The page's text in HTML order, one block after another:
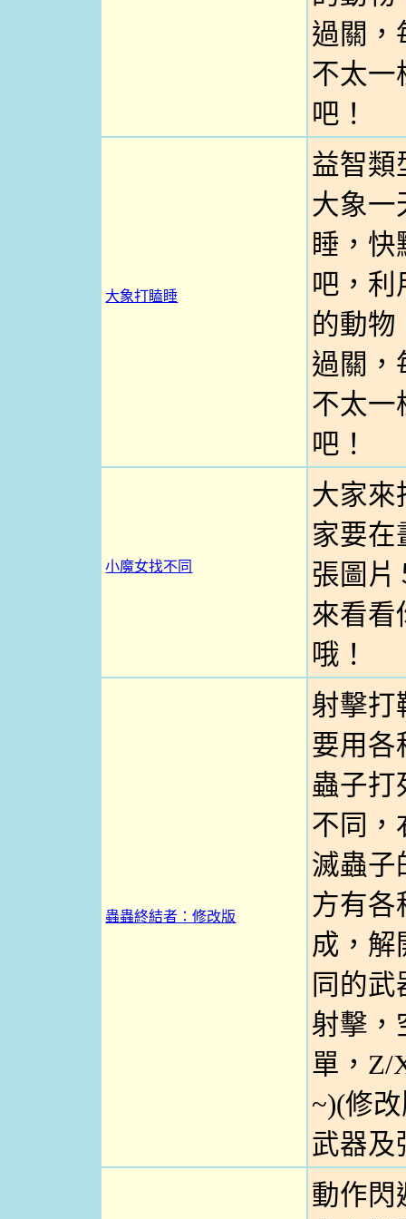
過關，
不太一
吧！
大象打瞌睡
益智類
大象一
睡，
吧，利
的動物
過關，
不太一
吧！
小魔女找不同
大家來
家要在
張圖片
來看看
哦！
蟲蟲終結者：修改版
射擊打
要用各
蟲子打
不同，
滅蟲子
方有各
成，解
同的
射擊，
單，Z/
~)(修
武器及
動作閃